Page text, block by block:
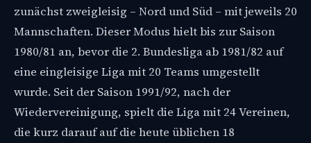
zunächst zweigleisig – Nord und Süd – mit jeweils 20
Mannschaften. Dieser Modus hielt bis zur Saison
1980/81 an, bevor die 2. Bundesliga ab 1981/82 auf
eine eingleisige Liga mit 20 Teams umgestellt
wurde. Seit der Saison 1991/92, nach der
Wiedervereinigung, spielt die Liga mit 24 Vereinen,
die kurz darauf auf die heute üblichen 18